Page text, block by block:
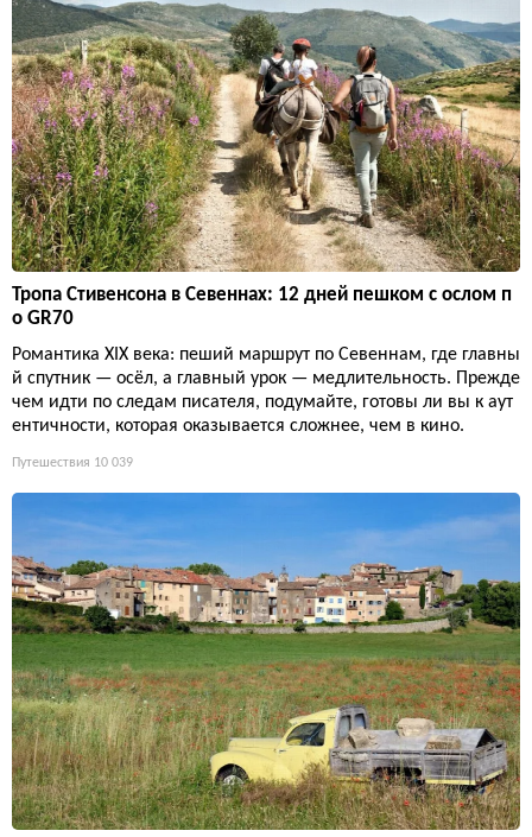
Тропа Стивенсона в Севеннах: 12 дней пешком с ослом п
о GR70
Романтика XIX века: пеший маршрут по Севеннам, где главны
й спутник — осёл, а главный урок — медлительность. Прежде
чем идти по следам писателя, подумайте, готовы ли вы к аут
ентичности, которая оказывается сложнее, чем в кино.
Путешествия 10 039